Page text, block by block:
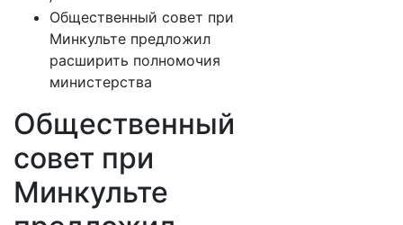
Общественный совет при
Минкульте предложил
расширить полномочия
министерства
Общественный
совет при
Минкульте